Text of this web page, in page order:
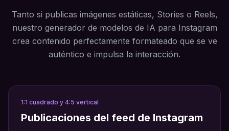
Tanto si publicas imágenes estáticas, Stories o Reels,
nuestro generador de modelos de IA para Instagram
crea contenido perfectamente formateado que se ve
auténtico e impulsa la interacción.
1:1 cuadrado y 4:5 vertical
Publicaciones del feed de Instagram